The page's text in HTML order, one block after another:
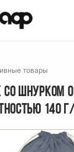
товары
ШНУРКОМ
140